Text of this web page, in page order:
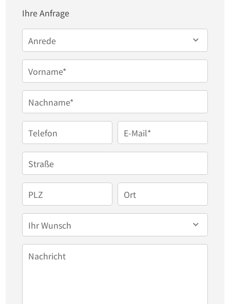
Die Beheizung der Häuser erfolgt über eine Gas-
Brennwert-Heizung aus dem Jahr 2012.
Im Jahr 2022 wurden die Fenster der hinteren
Fassade  erneuert. Ansonsten stammt die
Haustechnik/ Ausstattung aus dem Baujahr.
Ihre Anfrage
Anrede
Vorname*
Nachname*
Telefon E-Mail*
Straße
PLZ Ort
Ihr Wunsch
Nachricht